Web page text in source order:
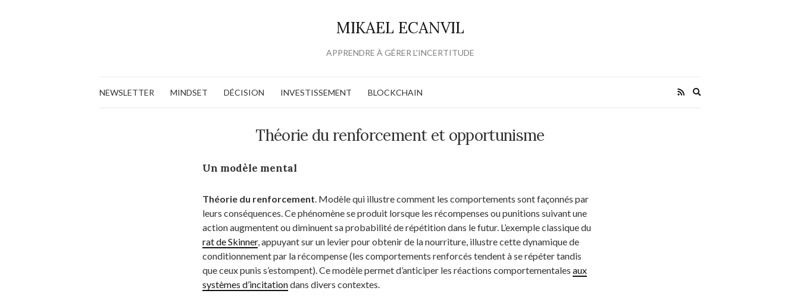
MIKAEL ECANVIL
APPRENDRE À GÉRER L'INCERTITUDE
NEWSLETTER MINDSET DÉCISION INVESTISSEMENT BLOCKCHAIN
Théorie du renforcement et opportunisme
Un modèle mental
Théorie du renforcement. Modèle qui illustre comment les comportements sont façonnés par
leurs conséquences. Ce phénomène se produit lorsque les récompenses ou punitions suivant une
action augmentent ou diminuent sa probabilité de répétition dans le futur. L’exemple classique du
rat de Skinner, appuyant sur un levier pour obtenir de la nourriture, illustre cette dynamique de
conditionnement par la récompense (les comportements renforcés tendent à se répéter tandis
que ceux punis s’estompent). Ce modèle permet d’anticiper les réactions comportementalesaux
systèmes d’incitationdans divers contextes.​​​​​